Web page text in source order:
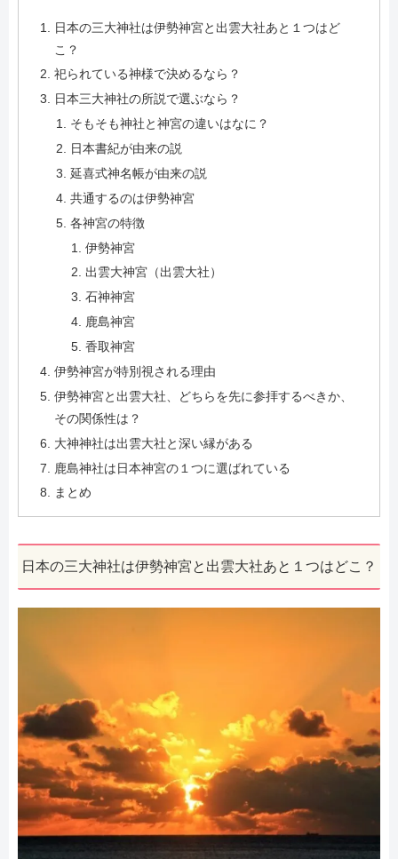
日本の三大神社は伊勢神宮と出雲大社あと１つはど
こ？
祀られている神様で決めるなら？
日本三大神社の所説で選ぶなら？
そもそも神社と神宮の違いはなに？
日本書紀が由来の説
延喜式神名帳が由来の説
共通するのは伊勢神宮
各神宮の特徴
伊勢神宮
出雲大神宮（出雲大社）
石神神宮
鹿島神宮
香取神宮
伊勢神宮が特別視される理由
伊勢神宮と出雲大社、どちらを先に参拝するべきか、
その関係性は？
大神神社は出雲大社と深い縁がある
鹿島神社は日本神宮の１つに選ばれている
まとめ
日本の三大神社は伊勢神宮と出雲大社あと１つはどこ？